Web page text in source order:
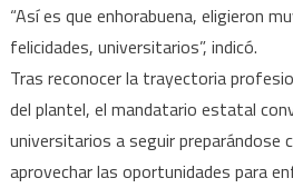
“Así es que enhorabuena, eligieron
felicidades, universitarios”, indicó.
Tras reconocer la trayectoria
del plantel, el mandatario estatal
universitarios a seguir preparándose
aprovechar las oportunidades para